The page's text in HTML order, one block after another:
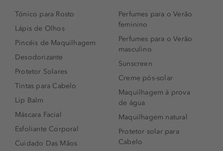
Tónico para Rosto
Lápis de Olhos
Pincéis de Maquilhagem
Desodorizante
Protetor Solares
Tintas para Cabelo
Lip Balm
Máscara Facial
Esfoliante Corporal
Cuidado Das Mãos
Perfumes para o Verão
feminino
Perfumes para o Verão
masculino
Sunscreen
Creme pós-solar
Maquilhagem à prova
de água
Maquilhagem natural
Protetor solar para
Cabelo